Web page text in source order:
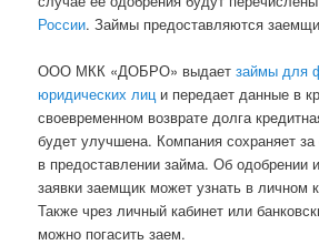
России. Займы предоставляются
ООО МКК «ДОБРО» выдаетзаймы для
юридических лици передает данные в
своевременном возврате долга
будет улучшена. Компания сохраняет за
в предоставлении займа. Об одобрении
заявки заемщик может узнать в личном
Также чрез личный кабинет или
можно погасить заем.